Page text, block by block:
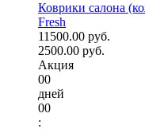
Коврики салона
Fresh
11500.00 руб.
2500.00 руб.
Акция
00
дней
00
: